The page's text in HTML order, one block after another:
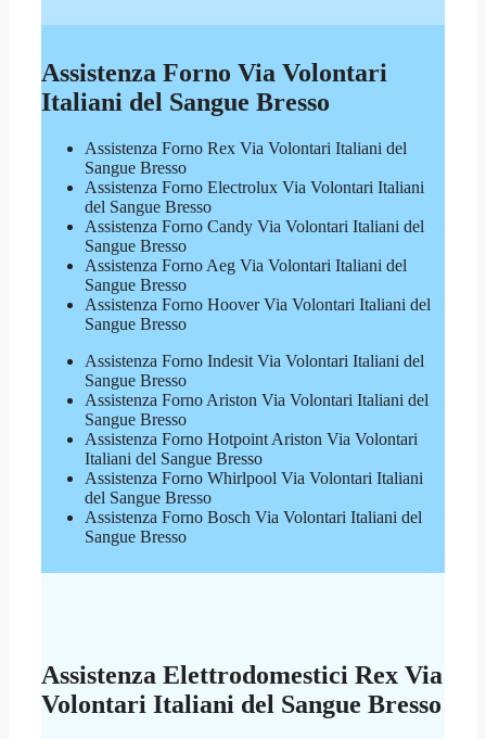
Assistenza Forno Via Volontari
Italiani del Sangue Bresso
Assistenza Forno Rex Via Volontari Italiani del
Sangue Bresso
Assistenza Forno Electrolux Via Volontari Italiani
del Sangue Bresso
Assistenza Forno Candy Via Volontari Italiani del
Sangue Bresso
Assistenza Forno Aeg Via Volontari Italiani del
Sangue Bresso
Assistenza Forno Hoover Via Volontari Italiani del
Sangue Bresso
Assistenza Forno Indesit Via Volontari Italiani del
Sangue Bresso
Assistenza Forno Ariston Via Volontari Italiani del
Sangue Bresso
Assistenza Forno Hotpoint Ariston Via Volontari
Italiani del Sangue Bresso
Assistenza Forno Whirlpool Via Volontari Italiani
del Sangue Bresso
Assistenza Forno Bosch Via Volontari Italiani del
Sangue Bresso
Assistenza Elettrodomestici Rex Via
Volontari Italiani del Sangue Bresso